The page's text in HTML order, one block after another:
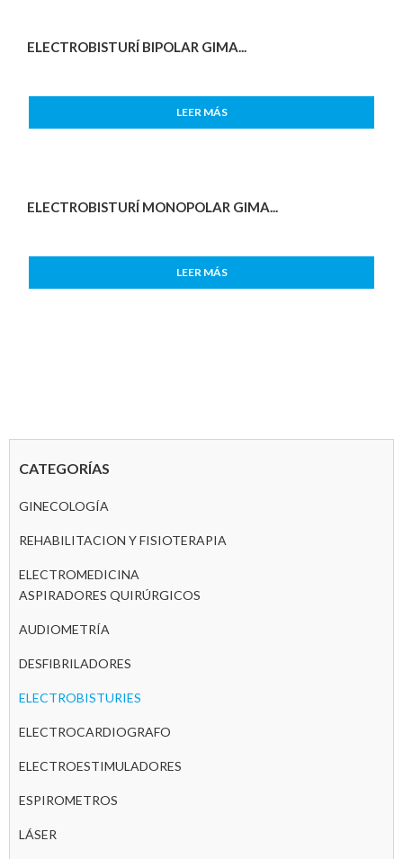
ELECTROBISTURÍ BIPOLAR GIMA...
LEER MÁS
ELECTROBISTURÍ MONOPOLAR GIMA...
LEER MÁS
CATEGORÍAS
GINECOLOGÍA
REHABILITACION Y FISIOTERAPIA
ELECTROMEDICINA
ASPIRADORES QUIRÚRGICOS
AUDIOMETRÍA
DESFIBRILADORES
ELECTROBISTURIES
ELECTROCARDIOGRAFO
ELECTROESTIMULADORES
ESPIROMETROS
LÁSER